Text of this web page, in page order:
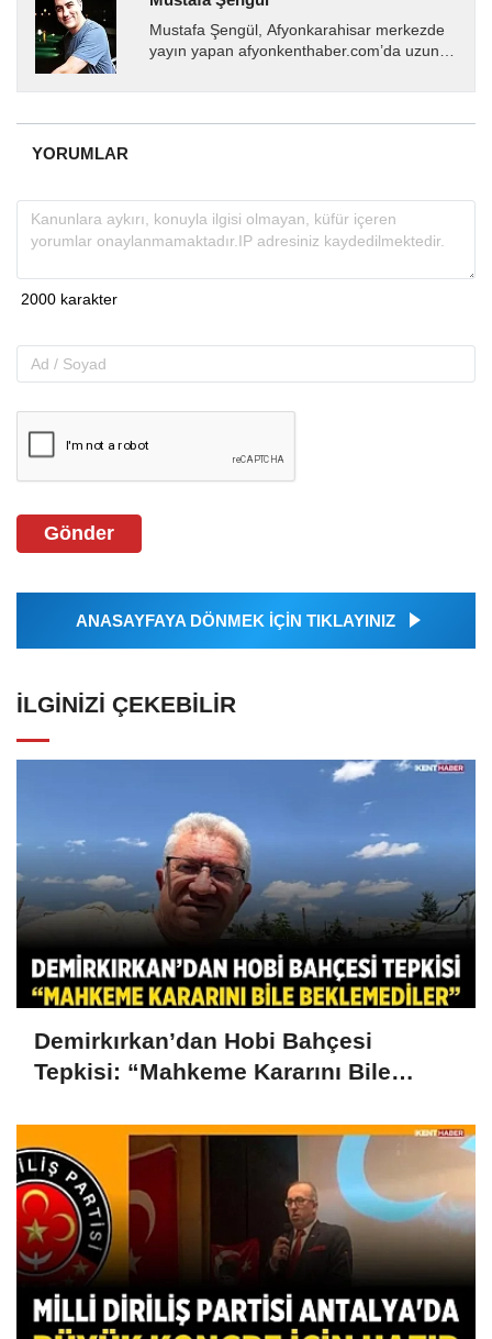
Mustafa Şengül, Afyonkarahisar merkezde
yayın yapan afyonkenthaber.com’da uzun
almakta, haber akışı...
YORUMLAR
Gönder
ANASAYFAYA DÖNMEK İÇİN TIKLAYINIZ
İLGINIZI ÇEKEBILIR
Demirkırkan’dan Hobi Bahçesi
Tepkisi: “Mahkeme Kararını Bile